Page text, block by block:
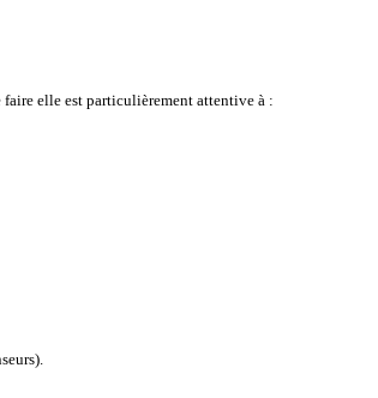
faire elle est particulièrement attentive à :